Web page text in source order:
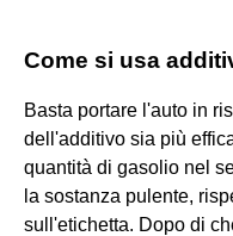
Come si usa
Basta portare l'auto in
dell'additivo sia più
quantità di gasolio nel
la sostanza pulente,
sull'etichetta. Dopo di